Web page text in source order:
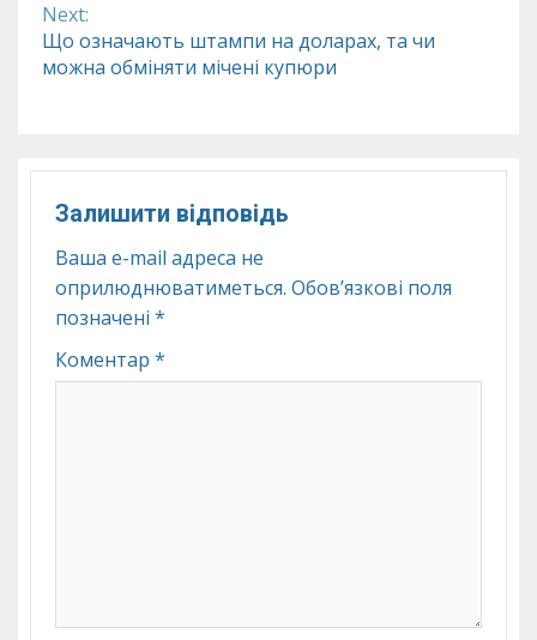
Next:
Що означають штампи на доларах, та чи
можна обміняти мічені купюри
Залишити відповідь
Ваша e-mail адреса не
оприлюднюватиметься. Обов’язкові поля
позначені *
Коментар *